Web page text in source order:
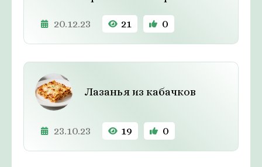
20.12.23 21 0
Лазанья из кабачков
23.10.23 19 0